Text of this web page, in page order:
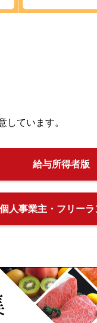
しています。
給与所得者版
個人事業主・フリーラ